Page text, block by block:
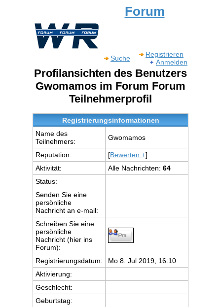
Forum
Suche
Registrieren
Anmelden
Profilansichten des Benutzers
Gwomamos im Forum Forum
Teilnehmerprofil
Registrierungsinformationen
Name des
Teilnehmers:
Gwomamos
Reputation: [Bewerten ±]
Aktivität:
Alle Nachrichten: 64
Status:
Senden Sie eine
persönliche
Nachricht an e-mail:
Schreiben Sie eine
persönliche
Nachricht (hier ins
Forum):
Registrierungsdatum:
Mo 8. Jul 2019, 16:10
Aktivierung:
Geschlecht:
Geburtstag: